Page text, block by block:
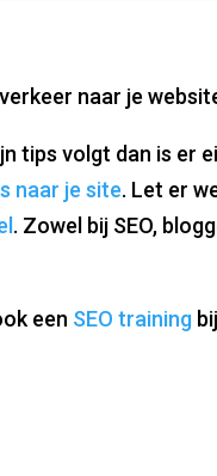
naar je
tips volgt dan is er
naar je site. Let er
. Zowel bij SEO,
een SEO training